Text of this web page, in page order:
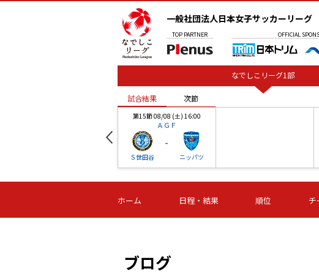
一般社団法人日本女子サッカーリーグ
TOP PARTNER OFFICIAL
なでしこリーグ1部
試合結果 次節
第15節 08/08 (土) 16:00
ＡＧＦ
Ｓ世田谷
-
ニッパツ
-
第16節 09/05 (土) 15:00
ニッパツ
-
第16節 09/05 (土) 15:00
石人の星
-
試合結果 次節
ホーム 日程・結果 順位 チ
ブログ